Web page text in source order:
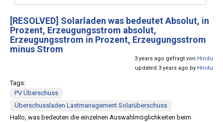
[RESOLVED] Solarladen was bedeutet Absolut, in
Prozent, Erzeugungsstrom absolut,
Erzeugungsstrom in Prozent, Erzeugungsstrom
minus Strom
3 years ago gefragt von Hindu
updated 3 years ago by Hindu
Tags:
PV Überschuss
Überschussladen Lastmanagement Solarüberschuss
Hallo, was bedeuten die einzelnen Auswahlmöglichkeiten beim